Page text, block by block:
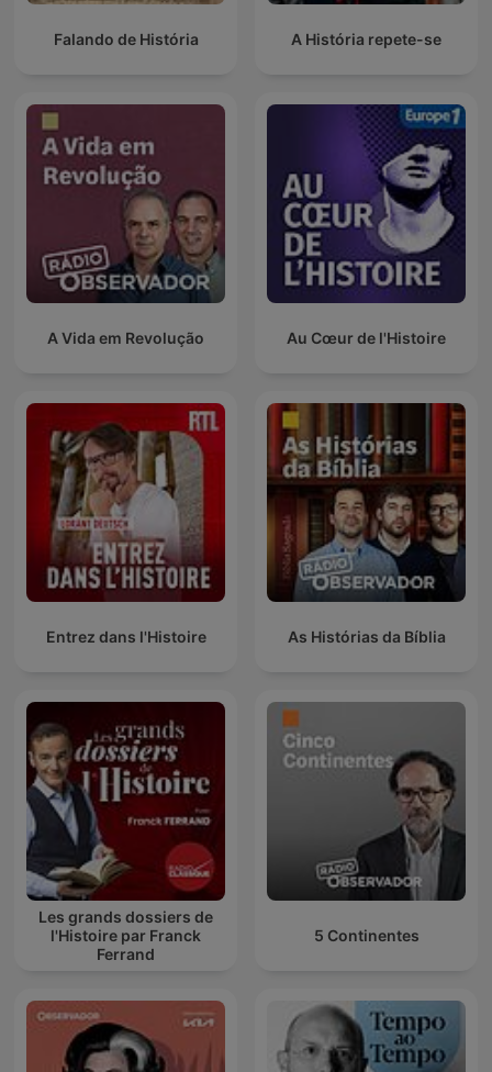
Falando de História A História repete-se
A Vida em Revolução Au Cœur de l'Histoire
Entrez dans l'Histoire As Histórias da Bíblia
Les grands dossiers de
l'Histoire par Franck
Ferrand
5 Continentes